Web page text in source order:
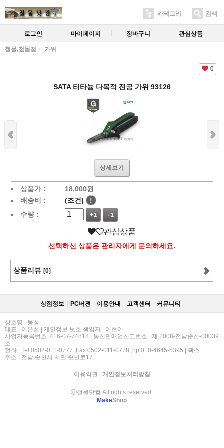
카테고리 검색
로그인 마이페이지 장바구니 관심상품
철물,철물점 가위
0
SATA 티타늄 다목적 전공 가위 93126
상세보기
상품가 : 18,000원
배송비 :
(조건)
!
수량 :
+1 -1
관심상품
선택하신 상품은 관리자에게 문의하세요.
상품리뷰 [0]
상점정보 PC버젼 이용안내 고객센터 커뮤니티
상호명 : 동성
대표 : 이은섭 | 개인정보 보호 책임자 : 이현이
사업자등록번호 :416-07-74818 | 통신판매업신고번호 : 제 2008-전남순천-00039
호
전화 : Tel 0502-011-0777 ,Fax 0502-011-0778 ,hp 010-4645-5395 | 팩스 :
주소 : 전남 순천시 서면 순천로17
이용약관| 개인정보처리방침
ⓒ철물닷컴 All rights reserved.
MakeShop